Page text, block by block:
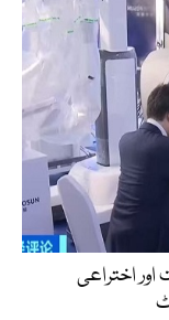
اختراعی